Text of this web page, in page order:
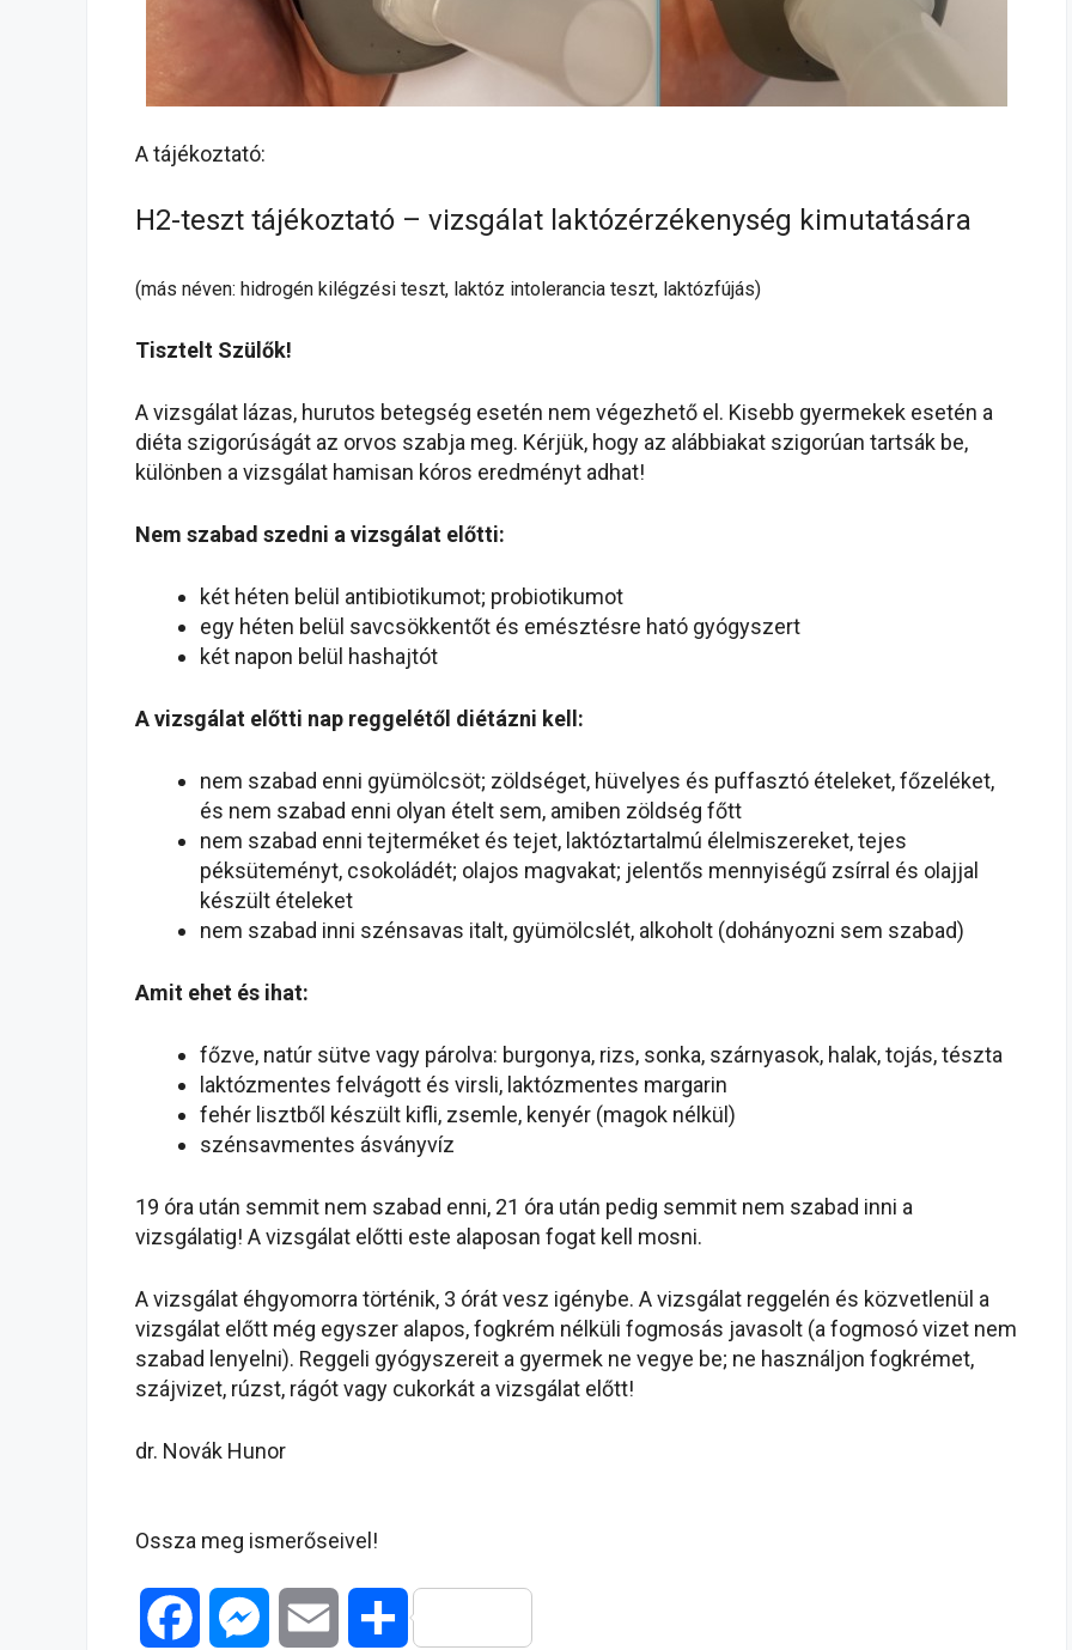
A tájékoztató:
H2-teszt tájékoztató – vizsgálat laktózérzékenység kimutatására
(más néven: hidrogén kilégzési teszt, laktóz intolerancia teszt, laktózfújás)
Tisztelt Szülők!
A vizsgálat lázas, hurutos betegség esetén nem végezhető el. Kisebb gyermekek esetén a
diéta szigorúságát az orvos szabja meg. Kérjük, hogy az alábbiakat szigorúan tartsák be,
különben a vizsgálat hamisan kóros eredményt adhat!
Nem szabad szedni a vizsgálat előtti:
két héten belül antibiotikumot; probiotikumot
egy héten belül savcsökkentőt és emésztésre ható gyógyszert
két napon belül hashajtót
A vizsgálat előtti nap reggelétől diétázni kell:
nem szabad enni gyümölcsöt; zöldséget, hüvelyes és puffasztó ételeket, főzeléket,
és nem szabad enni olyan ételt sem, amiben zöldség főtt
nem szabad enni tejterméket és tejet, laktóztartalmú élelmiszereket, tejes
péksüteményt, csokoládét; olajos magvakat; jelentős mennyiségű zsírral és olajjal
készült ételeket
nem szabad inni szénsavas italt, gyümölcslét, alkoholt (dohányozni sem szabad)
Amit ehet és ihat:
főzve, natúr sütve vagy párolva: burgonya, rizs, sonka, szárnyasok, halak, tojás, tészta
laktózmentes felvágott és virsli, laktózmentes margarin
fehér lisztből készült kifli, zsemle, kenyér (magok nélkül)
szénsavmentes ásványvíz
19 óra után semmit nem szabad enni, 21 óra után pedig semmit nem szabad inni a
vizsgálatig! A vizsgálat előtti este alaposan fogat kell mosni.
A vizsgálat éhgyomorra történik, 3 órát vesz igénybe. A vizsgálat reggelén és közvetlenül a
vizsgálat előtt még egyszer alapos, fogkrém nélküli fogmosás javasolt (a fogmosó vizet nem
szabad lenyelni). Reggeli gyógyszereit a gyermek ne vegye be; ne használjon fogkrémet,
szájvizet, rúzst, rágót vagy cukorkát a vizsgálat előtt!
dr. Novák Hunor
Ossza meg ismerőseivel!
O